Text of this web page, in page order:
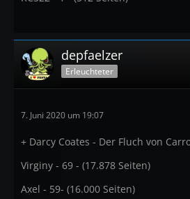
depfaelzer
Erleuchteter
7. Juni 2020 um 19:07
+ Darcy Coates - Der Fluch von
Virginy - 69 - (17.878 Seiten)
Axel - 59- (16.000 Seiten)